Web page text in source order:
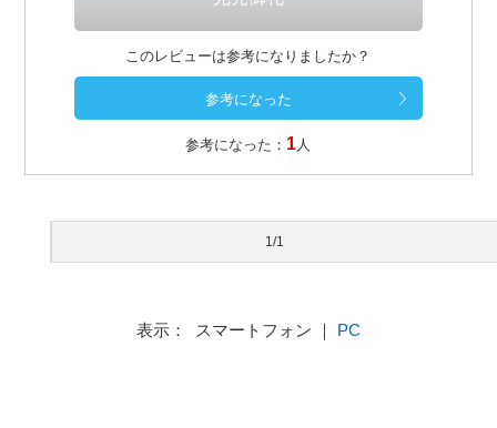
このレビューは参考になりましたか？
参考になった： 1 人
1/1
表示： スマートフォン ｜ PC